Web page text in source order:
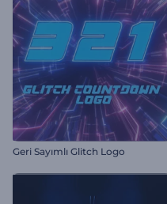
Geri Sayımlı Glitch Logo